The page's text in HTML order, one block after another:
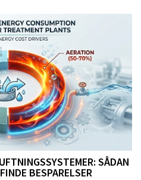
SÅDAN
BESPARELSER